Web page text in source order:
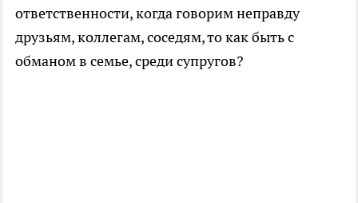
ответственности, когда говорим неправду
друзьям, коллегам, соседям, то как быть с
обманом в семье, среди супругов?